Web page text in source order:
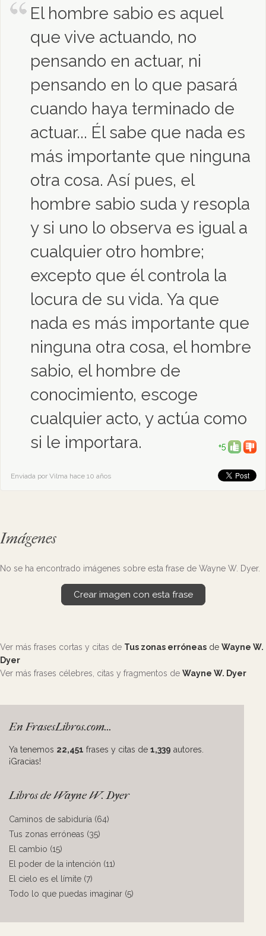
El hombre sabio es aquel
que vive actuando, no
pensando en actuar, ni
pensando en lo que pasará
cuando haya terminado de
actuar... Él sabe que nada es
más importante que ninguna
otra cosa. Así pues, el
hombre sabio suda y resopla
y si uno lo observa es igual a
cualquier otro hombre;
excepto que él controla la
locura de su vida. Ya que
nada es más importante que
ninguna otra cosa, el hombre
sabio, el hombre de
conocimiento, escoge
cualquier acto, y actúa como
si le importara.
+5
Enviada por Vilma hace 10 años
Imágenes
No se ha encontrado imágenes sobre esta frase de Wayne W. Dyer.
Crear imagen con esta frase
Ver más frases cortas y citas de Tus zonas erróneas de Wayne W.
Dyer
Ver más frases célebres, citas y fragmentos de Wayne W. Dyer
En FrasesLibros.com...
Ya tenemos 22,451 frases y citas de 1,339 autores.
¡Gracias!
Libros de Wayne W. Dyer
Caminos de sabiduría (64)
Tus zonas erróneas (35)
El cambio (15)
El poder de la intención (11)
El cielo es el límite (7)
Todo lo que puedas imaginar (5)